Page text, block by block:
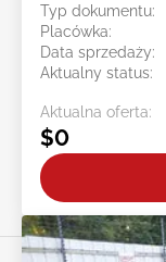
Typ dokumentu:
Placówka:
Data sprzedaży:
Aktualny status:
Aktualna oferta:
$0